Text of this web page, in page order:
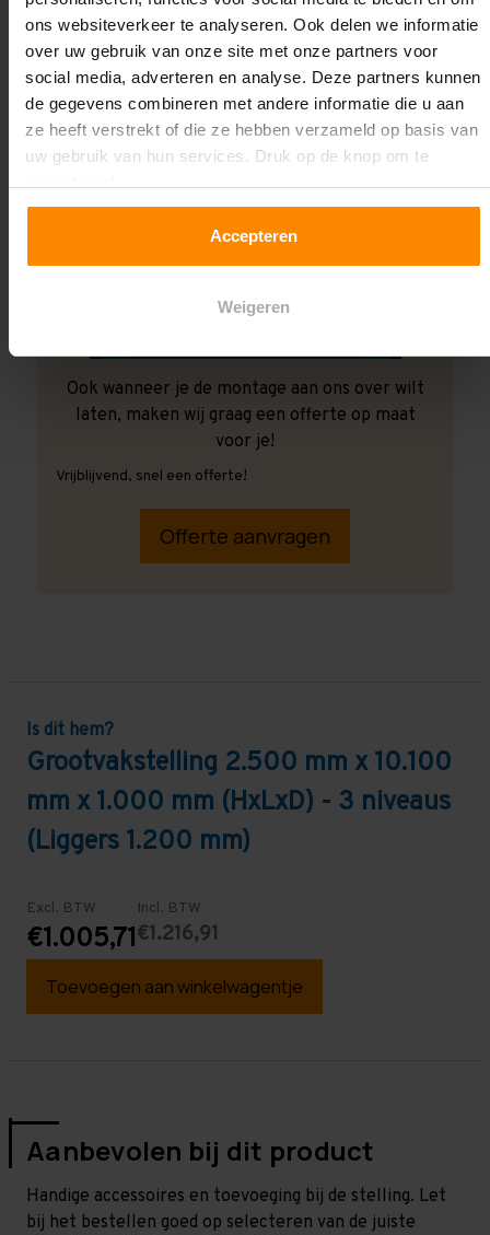
ons websiteverkeer te analyseren. Ook delen we informatie
over uw gebruik van onze site met onze partners voor
social media, adverteren en analyse. Deze partners kunnen
de gegevens combineren met andere informatie die u aan
ze heeft verstrekt of die ze hebben verzameld op basis van
uw gebruik van hun services. Druk op de knop om te
Accepteren
Weigeren
Ook wanneer je de montage aan ons over wilt
laten, maken wij graag een offerte op maat
voor je!
Vrijblijvend, snel een offerte!
Offerte aanvragen
Is dit hem?
Grootvakstelling 2.500 mm x 10.100
mm x 1.000 mm (HxLxD) - 3 niveaus
(Liggers 1.200 mm)
Excl. BTW
€1.005,71
Incl. BTW
€1.216,91
Toevoegen aan winkelwagentje
Aanbevolen bij dit product
Handige accessoires en toevoeging bij de stelling. Let
bij het bestellen goed op selecteren van de juiste